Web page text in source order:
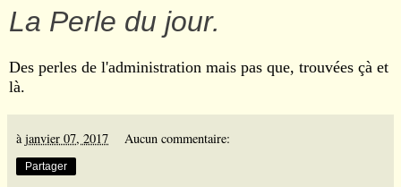
La Perle du jour.
Des perles de l'administration mais pas que, trouvées çà et
là.
à janvier 07, 2017 Aucun commentaire:
Partager